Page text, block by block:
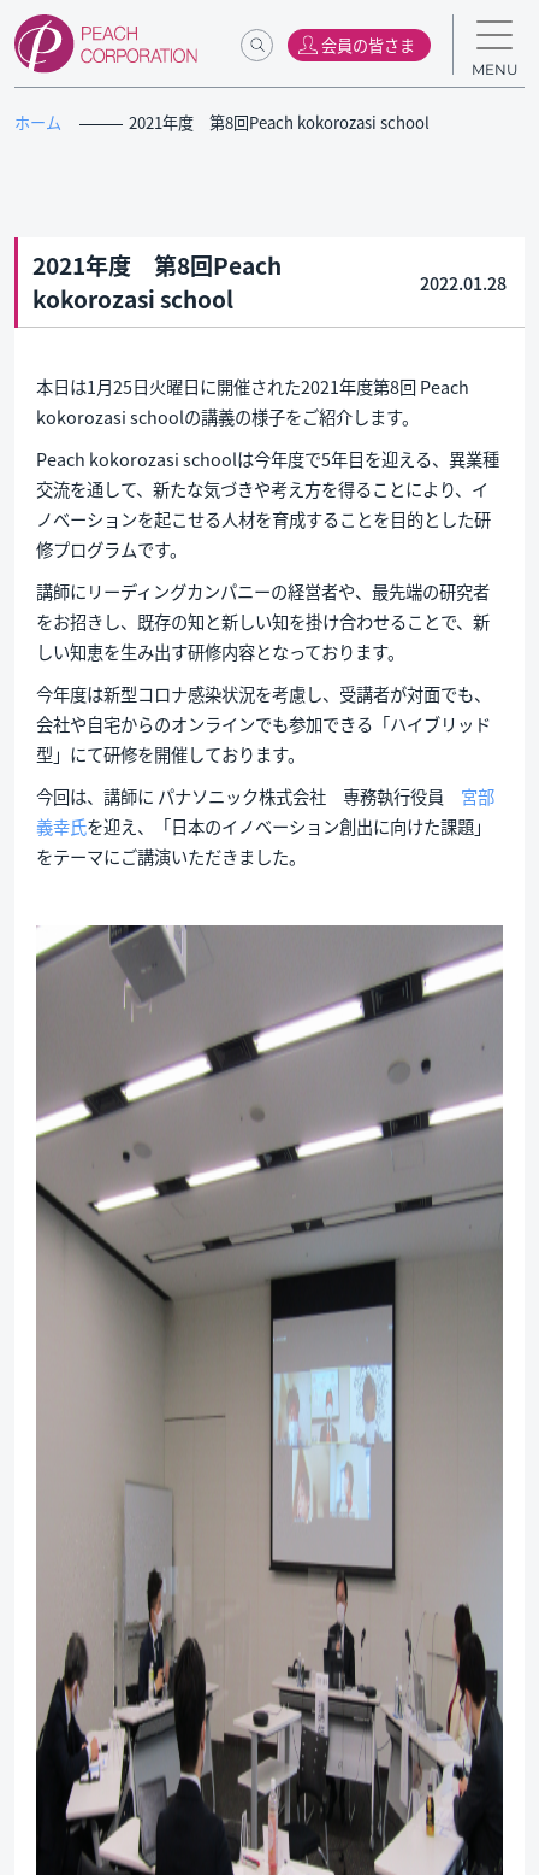
会員の皆さま
MENU
ホーム 2021年度 第8回Peach kokorozasi school
2021年度 第8回Peach
kokorozasi school
2022.01.28
本日は1月25日火曜日に開催された2021年度第8回 Peach
kokorozasi schoolの講義の様子をご紹介します。
Peach kokorozasi schoolは今年度で5年目を迎える、異業種
交流を通して、新たな気づきや考え方を得ることにより、イ
ノベーションを起こせる人材を育成することを目的とした研
修プログラムです。
講師にリーディングカンパニーの経営者や、最先端の研究者
をお招きし、既存の知と新しい知を掛け合わせることで、新
しい知恵を生み出す研修内容となっております。
今年度は新型コロナ感染状況を考慮し、受講者が対面でも、
会社や自宅からのオンラインでも参加できる「ハイブリッド
型」にて研修を開催しております。
今回は、講師に パナソニック株式会社 専務執行役員 宮部
義幸氏を迎え、「日本のイノベーション創出に向けた課題」
をテーマにご講演いただきました。